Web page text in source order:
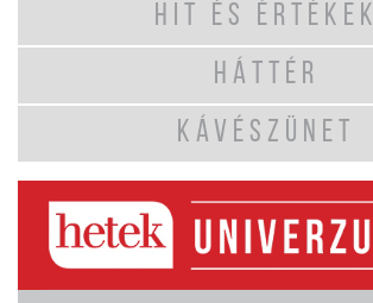
HIT ÉS ÉRTÉKEK
HÁTTÉR
KÁVÉSZÜNET